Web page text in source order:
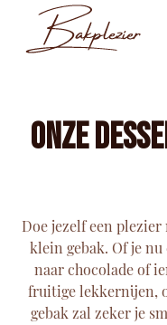
Onze
Doe jezelf een plezier
klein gebak. Of je
naar chocolade of
fruitige lekkernijen,
gebak zal zeker je